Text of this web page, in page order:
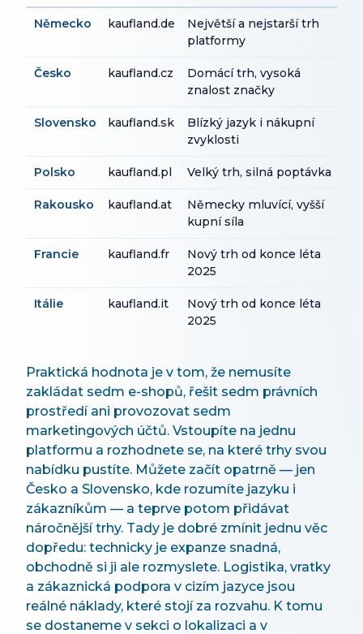
Německo kaufland.de
Největší a nejstarší trh
platformy
Česko kaufland.cz
Domácí trh, vysoká
znalost značky
Slovensko kaufland.sk
Blízký jazyk i nákupní
zvyklosti
Polsko kaufland.pl Velký trh, silná poptávka
Rakousko kaufland.at
Německy mluvící, vyšší
kupní síla
Francie kaufland.fr
Nový trh od konce léta
2025
Itálie kaufland.it
Nový trh od konce léta
2025
Praktická hodnota je v tom, že nemusíte
zakládat sedm e-shopů, řešit sedm právních
prostředí ani provozovat sedm
marketingových účtů. Vstoupíte na jednu
platformu a rozhodnete se, na které trhy svou
nabídku pustíte. Můžete začít opatrně — jen
Česko a Slovensko, kde rozumíte jazyku i
zákazníkům — a teprve potom přidávat
náročnější trhy. Tady je dobré zmínit jednu věc
dopředu: technicky je expanze snadná,
obchodně si ji ale rozmyslete. Logistika, vratky
a zákaznická podpora v cizím jazyce jsou
reálné náklady, které stojí za rozvahu. K tomu
se dostaneme v sekci o lokalizaci a v